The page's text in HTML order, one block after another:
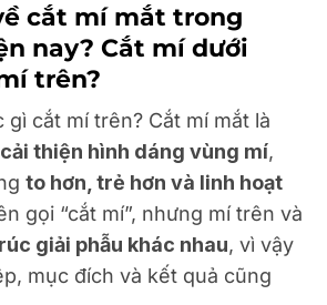
cắt mí mắt trong
nay? Cắt mí dưới
trên?
gì cắt mí trên? Cắt mí mắt là
cải thiện hình dáng vùng mí,
to hơn, trẻ hơn và linh hoạt
gọi “cắt mí”, nhưng mí trên và
giải phẫu khác nhau, vì vậy
mục đích và kết quả cũng